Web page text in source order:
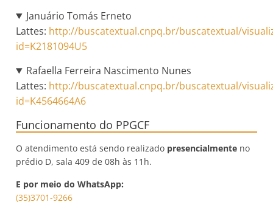
Januário Tomás Erneto
Lattes: http://buscatextual.cnpq.br/buscatextual/
id=K2181094U5
Rafaella Ferreira Nascimento Nunes
Lattes: http://buscatextual.cnpq.br/buscatextual/
id=K4564664A6
Funcionamento do PPGCF
O atendimento está sendo realizado presencialmente no
prédio D, sala 409 de 08h às 11h.
E por meio do WhatsApp:
(35)3701-9266